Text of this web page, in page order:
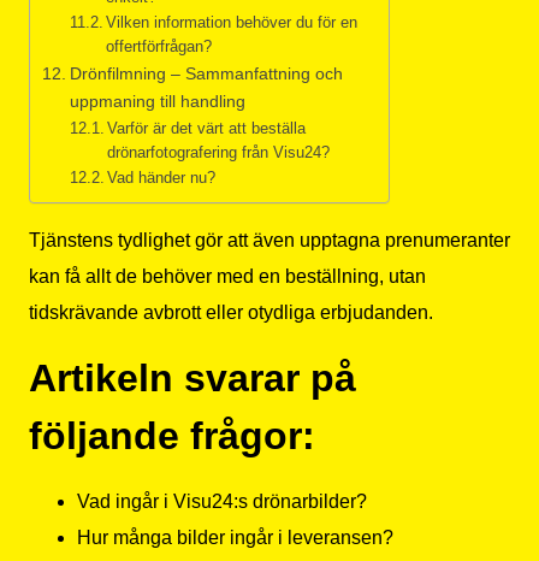
Vilken information behöver du för en
offertförfrågan?
Drönfilmning – Sammanfattning och
uppmaning till handling
Varför är det värt att beställa
drönarfotografering från Visu24?
Vad händer nu?
Tjänstens tydlighet gör att även upptagna prenumeranter
kan få allt de behöver med en beställning, utan
tidskrävande avbrott eller otydliga erbjudanden.
Artikeln svarar på
följande frågor:
Vad ingår i Visu24:s drönarbilder?
Hur många bilder ingår i leveransen?